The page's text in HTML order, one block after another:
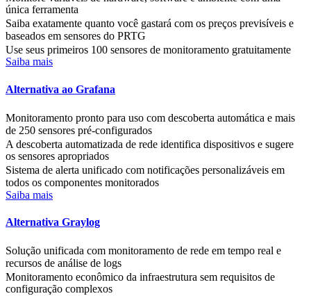
única ferramenta
Saiba exatamente quanto você gastará com os preços previsíveis e
baseados em sensores do PRTG
Use seus primeiros 100 sensores de monitoramento gratuitamente
Saiba mais
Alternativa ao Grafana
Monitoramento pronto para uso com descoberta automática e mais
de 250 sensores pré-configurados
A descoberta automatizada de rede identifica dispositivos e sugere
os sensores apropriados
Sistema de alerta unificado com notificações personalizáveis em
todos os componentes monitorados
Saiba mais
Alternativa Graylog
Solução unificada com monitoramento de rede em tempo real e
recursos de análise de logs
Monitoramento econômico da infraestrutura sem requisitos de
configuração complexos